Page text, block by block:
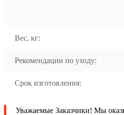
Вес, кг:
Рекомендации по уходу:
Срок изготовления:
Уважаемые Заказчики! Мы